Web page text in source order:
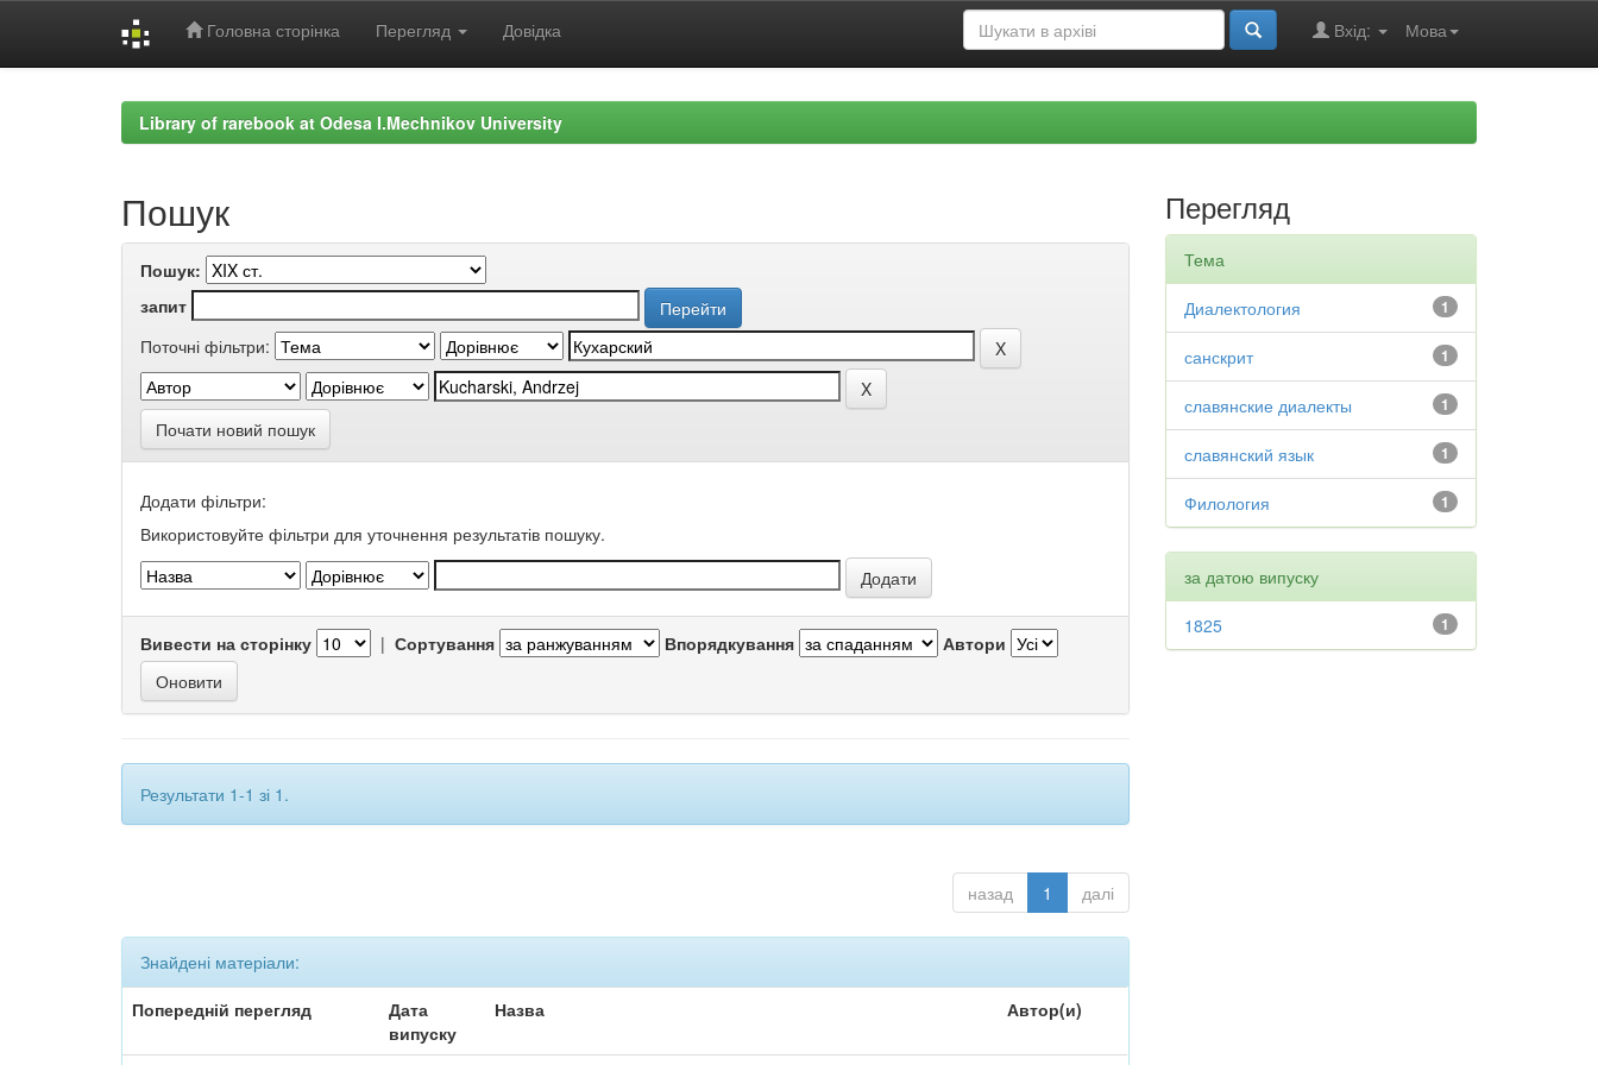
Головна сторінка Перегляд Довідка Мова
Вхід:
Library of rarebook at Odesa I.Mechnikov University
Пошук
Пошук:
запит
Поточні фільтри:
Почати новий пошук
Додати фільтри:
Використовуйте фільтри для уточнення результатів пошуку.
Вивести на сторінку | Сортування Впорядкування Автори
Результати 1-1 зі 1.
назад 1 далі
Знайдені матеріали:
Попередній перегляд
Дата
випуску
Назва Автор(и)
Перегляд
Тема
1
Диалектология
1
санскрит
1
славянские диалекты
1
славянский язык
1
Филология
за датою випуску
1
1825